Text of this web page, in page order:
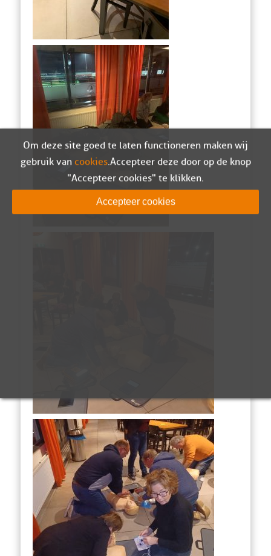
Om deze site goed te laten functioneren maken wij
gebruik van cookies. Accepteer deze door op de knop
"Accepteer cookies" te klikken.
Accepteer cookies